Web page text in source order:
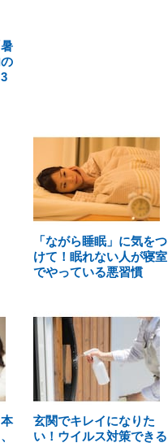
「ながら睡眠」に気をつ
けて！眠れない人が寝室
でやっている悪習慣
玄関でキレイになりた
い！ウイルス対策できる